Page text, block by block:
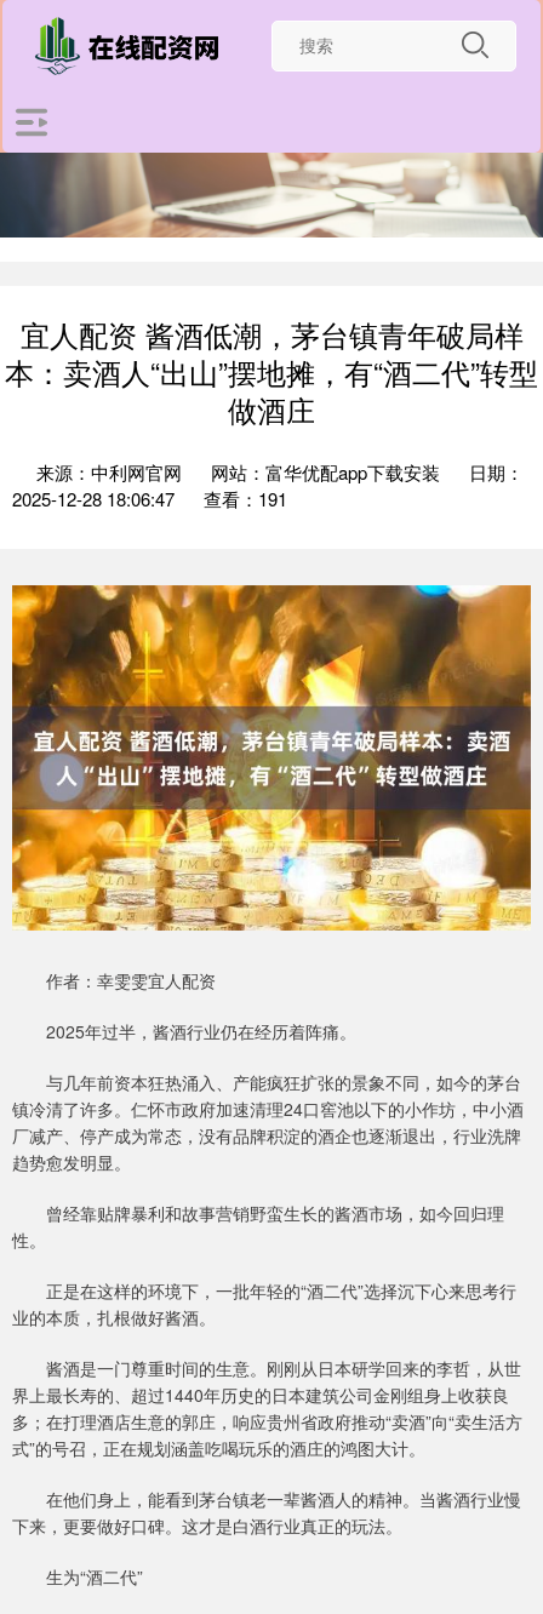
宜人配资 酱酒低潮，茅台镇青年破局样
本：卖酒人“出山”摆地摊，有“酒二代”转型
做酒庄
来源：中利网官网 网站：富华优配app下载安装
日期：
2025-12-28 18:06:47
查看：191
作者：幸雯雯宜人配资
2025年过半，酱酒行业仍在经历着阵痛。
与几年前资本狂热涌入、产能疯狂扩张的景象不同，如今的茅台
镇冷清了许多。仁怀市政府加速清理24口窖池以下的小作坊，中小酒
厂减产、停产成为常态，没有品牌积淀的酒企也逐渐退出，行业洗牌
趋势愈发明显。
曾经靠贴牌暴利和故事营销野蛮生长的酱酒市场，如今回归理
性。
正是在这样的环境下，一批年轻的“酒二代”选择沉下心来思考行
业的本质，扎根做好酱酒。
酱酒是一门尊重时间的生意。刚刚从日本研学回来的李哲，从世
界上最长寿的、超过1440年历史的日本建筑公司金刚组身上收获良
多；在打理酒店生意的郭庄，响应贵州省政府推动“卖酒”向“卖生活方
式”的号召，正在规划涵盖吃喝玩乐的酒庄的鸿图大计。
在他们身上，能看到茅台镇老一辈酱酒人的精神。当酱酒行业慢
下来，更要做好口碑。这才是白酒行业真正的玩法。
生为“酒二代”